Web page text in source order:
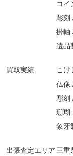
コ
彫刻
掛軸
遺品
買取実績 こけ
仏像
彫刻
珊瑚
象牙
出張査定エリア三重